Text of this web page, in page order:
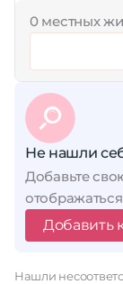
0 местных
Не нашли
Добавьте
Добавить
Нашли